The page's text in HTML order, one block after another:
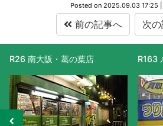
Posted on 2025.09.03 17:25
前の記事へ 次
R163 ルアー館・寝屋川店 R477